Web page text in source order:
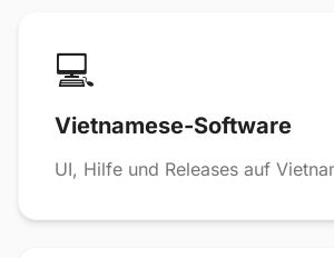
💻
Vietnamese-Software
UI, Hilfe und Releases auf